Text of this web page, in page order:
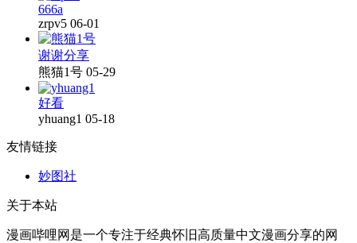
666a
zrpv5 06-01
谢谢分享
熊猫1号 05-29
好看
yhuang1 05-18
友情链接
妙图社
关于本站
漫画哔哩网是一个专注于经典怀旧高质量中文漫画分享的网